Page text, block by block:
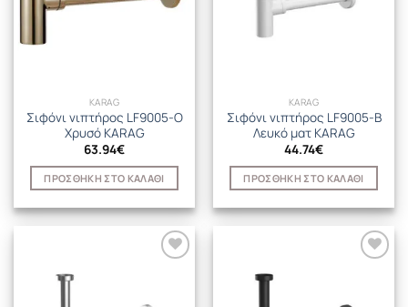
KARAG
Σιφόνι νιπτήρος LF9005-O
Χρυσό KARAG
63.94€
ΠΡΟΣΘΉΚΗ ΣΤΟ ΚΑΛΆΘΙ
KARAG
Σιφόνι νιπτήρος LF9005-B
Λευκό ματ KARAG
44.74€
ΠΡΟΣΘΉΚΗ ΣΤΟ ΚΑΛΆΘΙ